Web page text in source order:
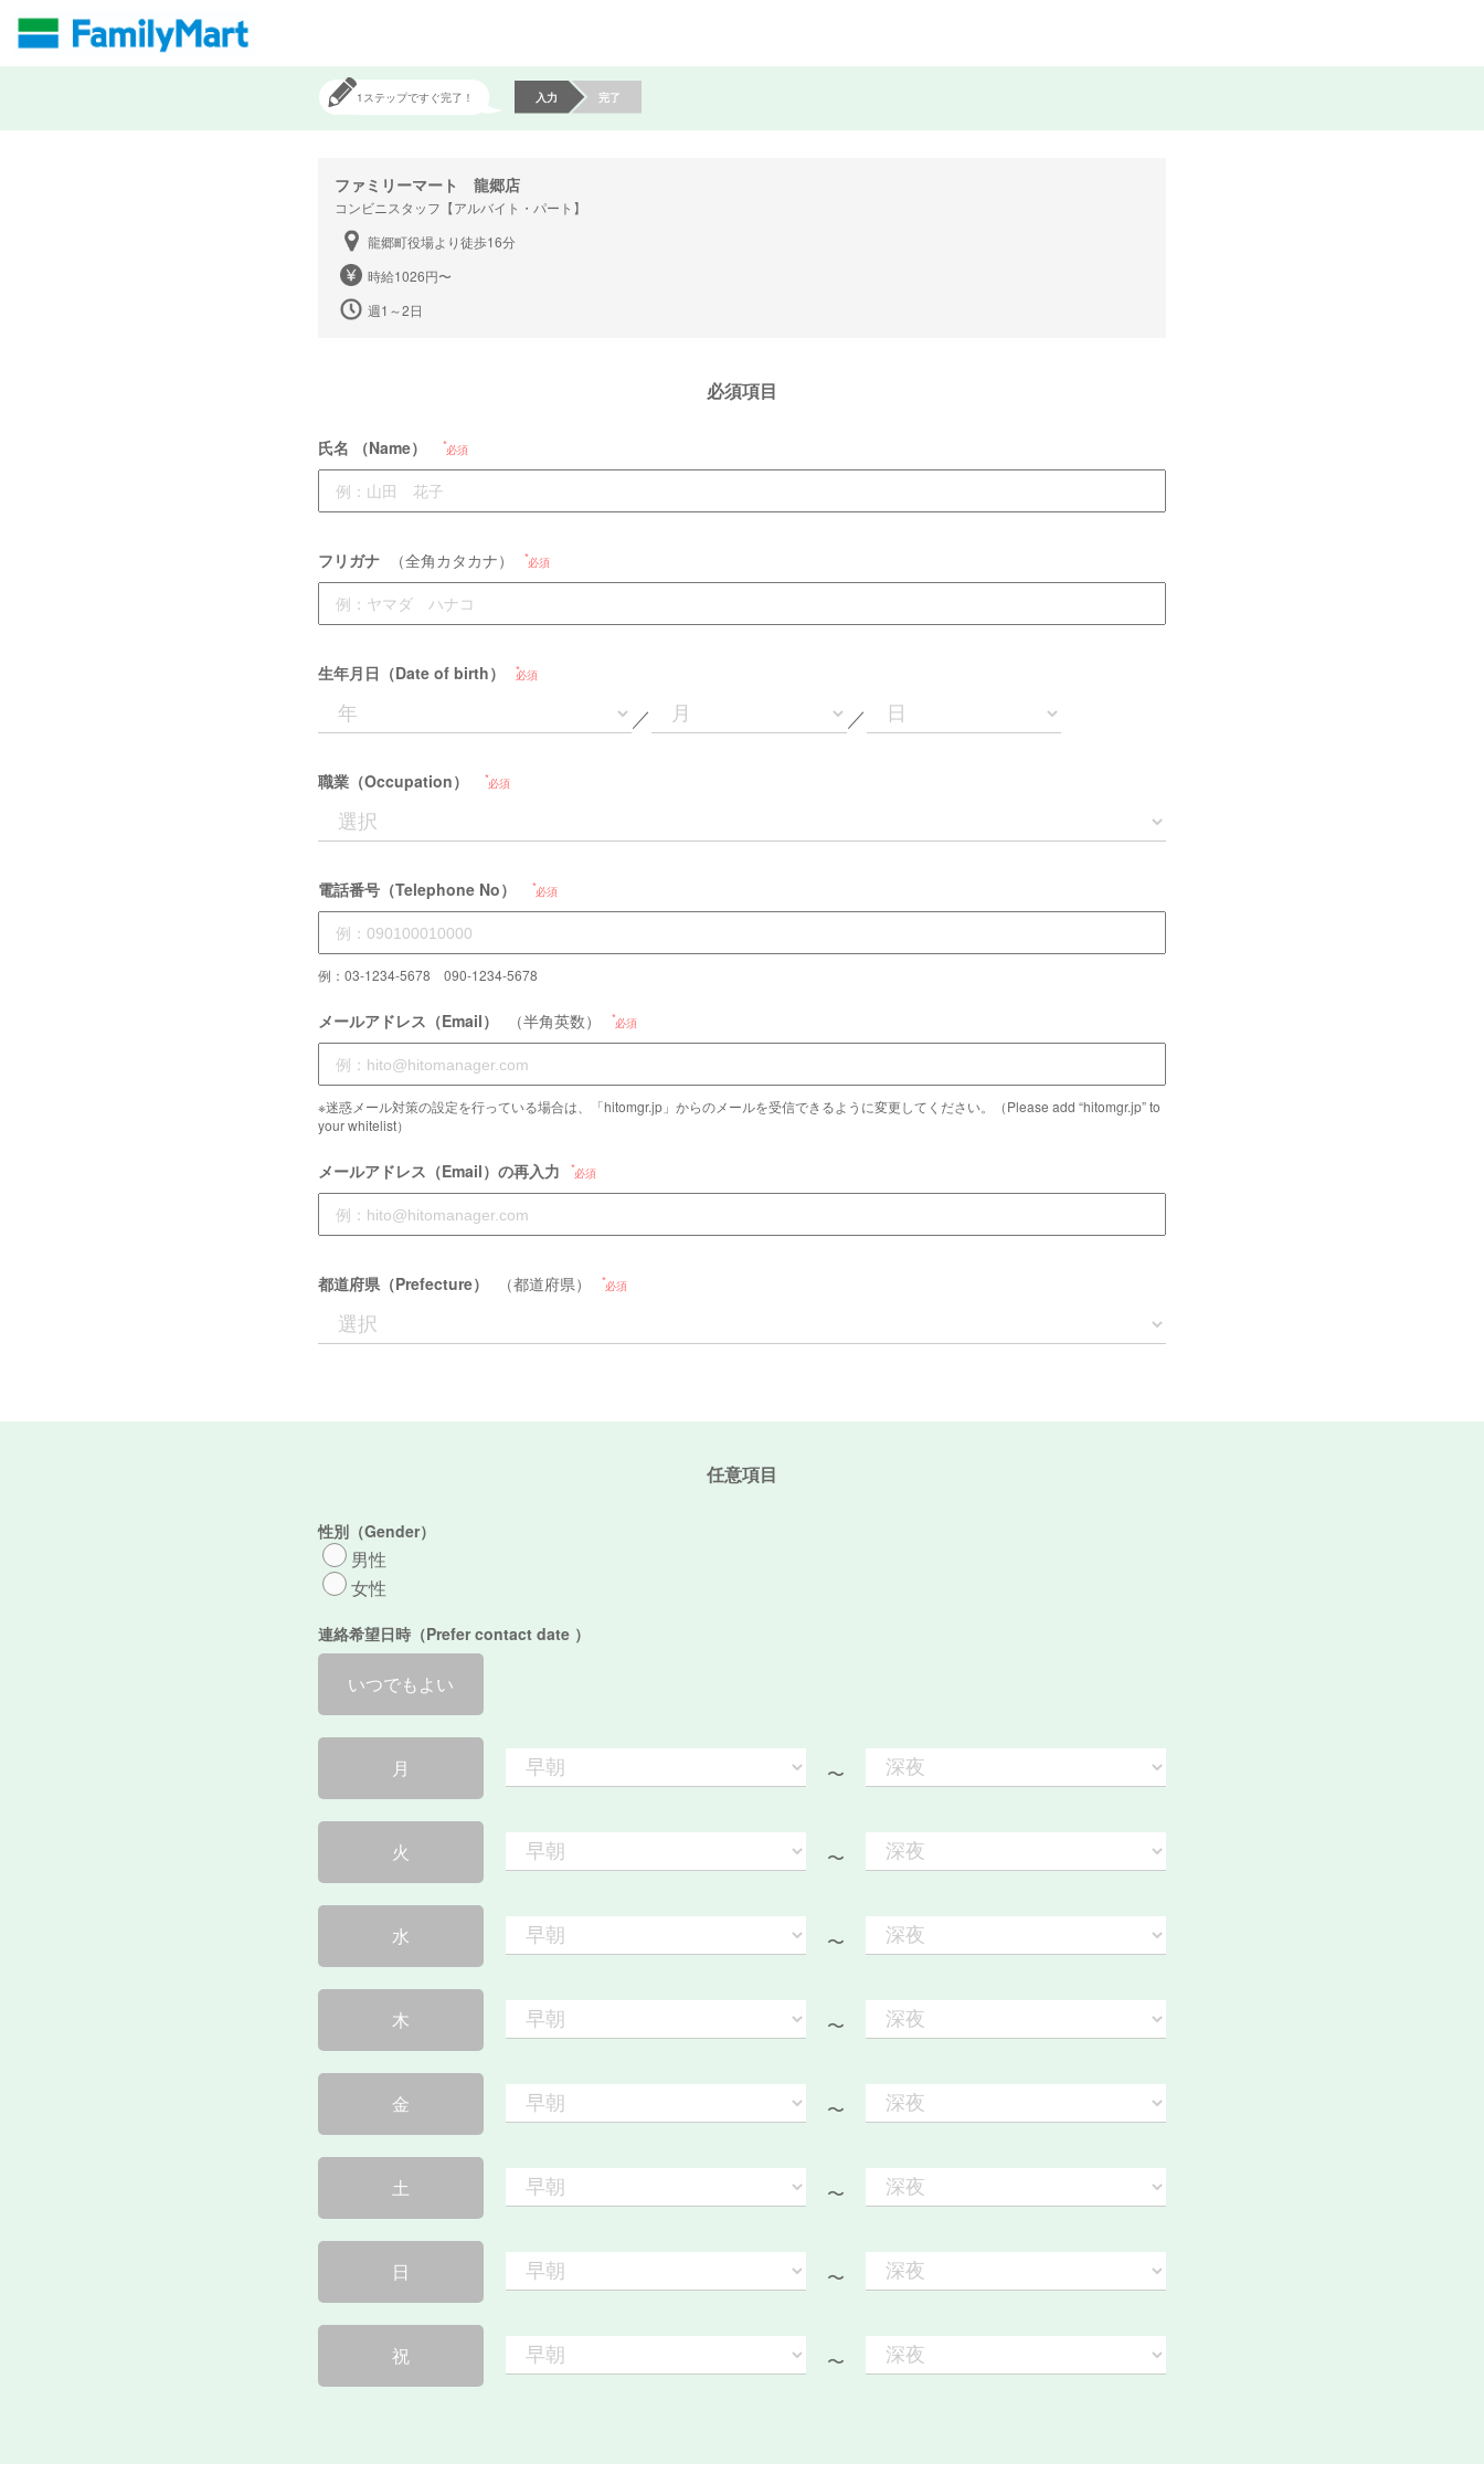
1ステップですぐ完了！ 入力 完了
ファミリーマート 龍郷店
コンビニスタッフ【アルバイト・パート】
龍郷町役場より徒歩16分
時給1026円〜
週1～2日
必須項目
氏名 （Name） 必須
フリガナ （全角カタカナ） 必須
生年月日（Date of birth） 必須
／ ／
職業（Occupation） 必須
電話番号（Telephone No） 必須
例：03-1234-5678 090-1234-5678
メールアドレス（Email） （半角英数） 必須
※迷惑メール対策の設定を行っている場合は、「hitomgr.jp」からのメールを受信できるように変更してください。（Please add “hitomgr.jp” to
your whitelist）
メールアドレス（Email）の再入力 必須
都道府県（Prefecture） （都道府県） 必須
任意項目
性別（Gender）
男性
女性
連絡希望日時（Prefer contact date ）
いつでもよい
月 〜
火 〜
水 〜
木 〜
金 〜
土 〜
日 〜
祝 〜